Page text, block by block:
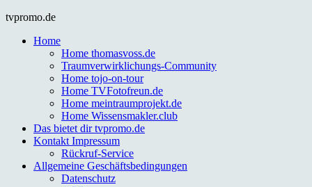
Skip
content
tvpromo.de
Home
Home thomasvoss.de
Traumverwirklichungs-Community
Home tojo-on-tour
Home TVFotofreun.de
Home meintraumprojekt.de
Home Wissensmakler.club
Das bietet dir tvpromo.de
Kontakt Impressum
Rückruf-Service
Allgemeine Geschäftsbedingungen
Datenschutz